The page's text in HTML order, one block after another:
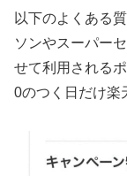
以下のよくある
ソンやスーパー
せて利用される
0のつく日だけ楽